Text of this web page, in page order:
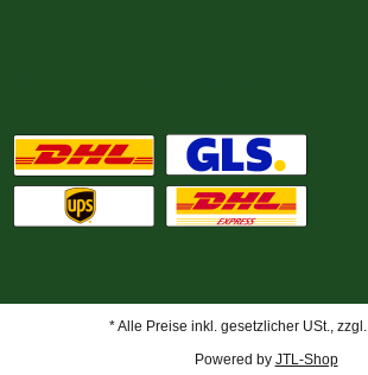
* Alle Preise inkl. gesetzlicher USt., zzgl.
Powered by JTL-Shop